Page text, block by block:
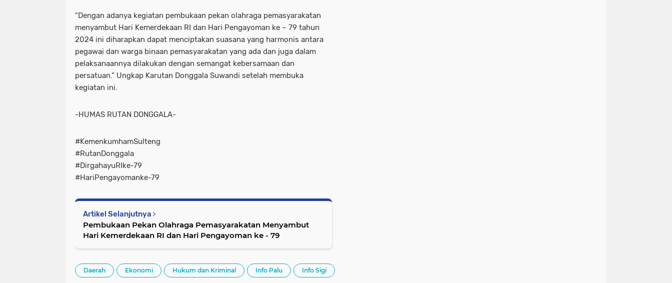
“Dengan adanya kegiatan pembukaan pekan olahraga pemasyarakatan
menyambut Hari Kemerdekaan RI dan Hari Pengayoman ke – 79 tahun
2024 ini diharapkan dapat menciptakan suasana yang harmonis antara
pegawai dan warga binaan pemasyarakatan yang ada dan juga dalam
pelaksanaannya dilakukan dengan semangat kebersamaan dan
persatuan.” Ungkap Karutan Donggala Suwandi setelah membuka
kegiatan ini.
-HUMAS RUTAN DONGGALA-
#KemenkumhamSulteng
#RutanDonggala
#DirgahayuRIke-79
#HariPengayomanke-79
Artikel Selanjutnya
Pembukaan Pekan Olahraga Pemasyarakatan Menyambut
Hari Kemerdekaan RI dan Hari Pengayoman ke - 79
Daerah Ekonomi Hukum dan Kriminal Info Palu Info Sigi